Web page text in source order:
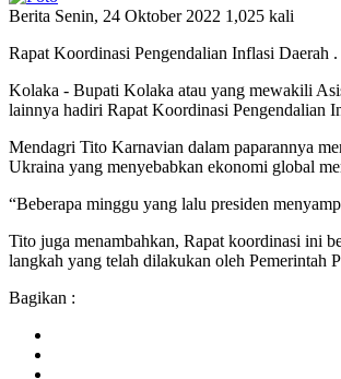
Berita Senin, 24 Oktober 2022 1,025 kali
Rapat Koordinasi Pengendalian Inflasi Daerah .
Kolaka - Bupati Kolaka atau yang mewakili
lainnya hadiri Rapat Koordinasi Pengendalian
Mendagri Tito Karnavian dalam paparannya
Ukraina yang menyebabkan ekonomi global
“Beberapa minggu yang lalu presiden
Tito juga menambahkan, Rapat koordinasi ini
langkah yang telah dilakukan oleh Pemerintah
Bagikan :